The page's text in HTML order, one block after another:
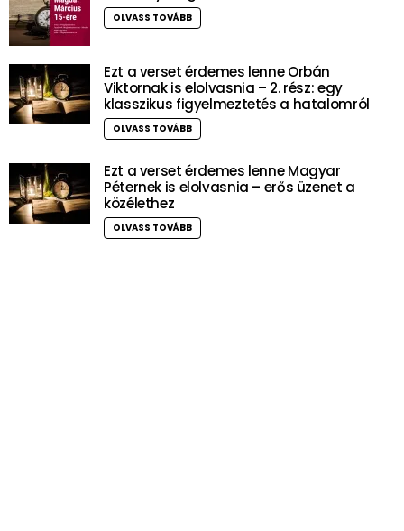
OLVASS TOVÁBB
Ezt a verset érdemes lenne Orbán
Viktornak is elolvasnia – 2. rész: egy
klasszikus figyelmeztetés a hatalomról
OLVASS TOVÁBB
Ezt a verset érdemes lenne Magyar
Péternek is elolvasnia – erős üzenet a
közélethez
OLVASS TOVÁBB